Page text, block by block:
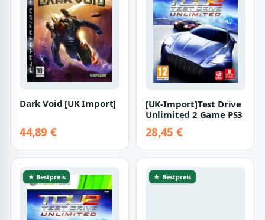
Dark Void [UK Import]
44,89 €
[UK-Import]Test Drive
Unlimited 2 Game PS3
28,45 €
★ Bestpreis ★ Bestpreis